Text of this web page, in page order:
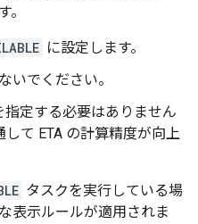
。
に設定します。
いでください。
定する必要はありません
て ETA の計算精度が向上
タスクを実行している場
表示ルールが適用されま